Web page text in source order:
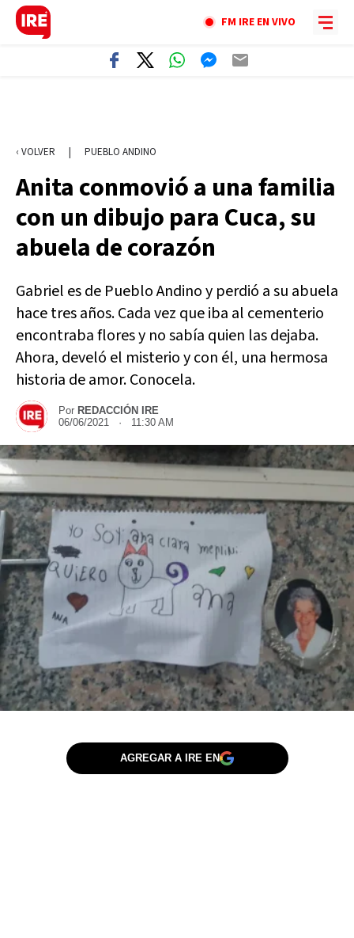
FM IRE EN VIVO
‹ VOLVER | PUEBLO ANDINO
Anita conmovió a una familia
con un dibujo para Cuca, su
abuela de corazón
Gabriel es de Pueblo Andino y perdió a su abuela
hace tres años. Cada vez que iba al cementerio
encontraba flores y no sabía quien las dejaba.
Ahora, develó el misterio y con él, una hermosa
historia de amor. Conocela.
Por REDACCIÓN IRE
06/06/2021 · 11:30 AM
AGREGAR A IRE EN